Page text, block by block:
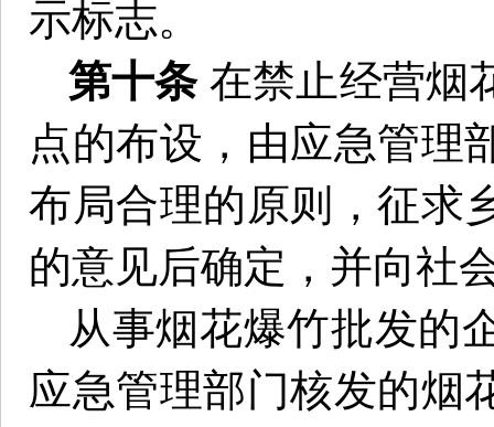
示标志。
第十条 在禁止经营烟
点的布设，由应急管理
布局合理的原则，征求
的意见后确定，并向社
从事烟花爆竹批发的
应急管理部门核发的烟